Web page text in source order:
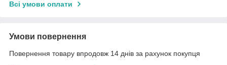
Всі умови оплати
Умови повернення
Повернення товару впродовж 14 днів за рахунок покупця